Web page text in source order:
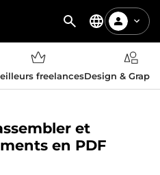
freelancesDesign &
et
en PDF